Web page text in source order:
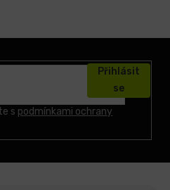
s podmínkami ochrany
Přihlásit
se